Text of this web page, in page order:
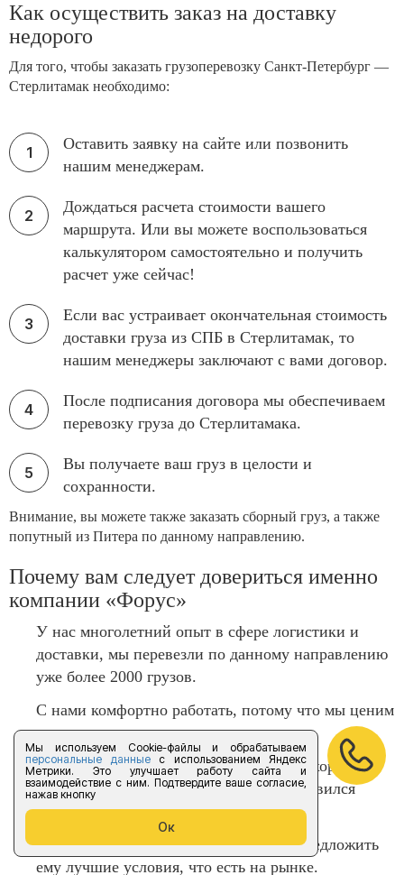
Мы используем Cookie-файлы и обрабатываем
персональные данныес использованием Яндекс
Метрики. Это улучшает работу сайта и
взаимодействие с ним. Подтвердите ваше согласие,
нажав кнопку
Ок
Как осуществить заказ на доставку
недорого
Для того, чтобы заказать грузоперевозку Санкт-Петербург —
Стерлитамак необходимо:
Оставить заявку на сайте или позвонить
нашим менеджерам.
Дождаться расчета стоимости вашего
маршрута. Или вы можете воспользоваться
калькулятором самостоятельно и получить
расчет уже сейчас!
Если вас устраивает окончательная стоимость
доставки груза из СПБ в Стерлитамак, то
нашим менеджеры заключают с вами договор.
После подписания договора мы обеспечиваем
перевозку груза до Стерлитамака.
Вы получаете ваш груз в целости и
сохранности.
Внимание, вы можете также заказать сборный груз, а также
попутный из Питера по данному направлению.
Почему вам следует довериться именно
компании «Форус»
У нас многолетний опыт в сфере логистики и
доставки, мы перевезли по данному направлению
уже более 2000 грузов.
С нами комфортно работать, потому что мы ценим
свое дело и то, чем мы занимаемся.
Нам важно оказать услугу клиенту так хорошо,
чтобы впоследствии его выбор осуществился
только в пользу нас.
Мы ценим своих клиентов и готовы предложить
ему лучшие условия, что есть на рынке.